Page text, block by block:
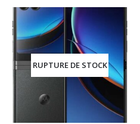
RUPTURE DE STOCK